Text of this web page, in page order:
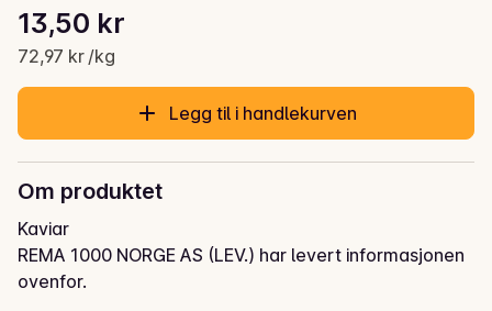
Gjeldende pris er: 13,50 kr
13,50 kr
72,97 kr /kg
Stykkpris: 72,97 kr /kg
Legg til i handlekurven
Om produktet
Kaviar
REMA 1000 NORGE AS (LEV.) har levert informasjonen
ovenfor.